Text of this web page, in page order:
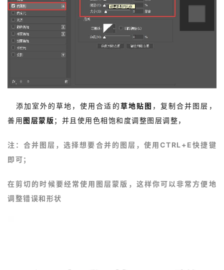
添加室外的草地，使用合适的草地贴图 ，复制合并图层，
善用图层蒙版；并且使用色相饱和度调整图层调整，
注：合并图层，选择想要合并的图层，使用CTRL+E快捷键
即可；
在剪切的时候要经常使用图层蒙版，这样你可以非常方便地
调整错误和形状